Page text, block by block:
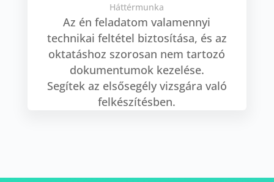
Háttérmunka
Az én feladatom valamennyi
technikai feltétel biztosítása, és az
oktatáshoz szorosan nem tartozó
dokumentumok kezelése.
Segítek az elsősegély vizsgára való
felkészítésben.